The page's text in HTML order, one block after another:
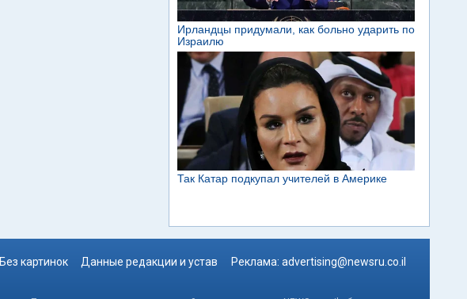
Без картинок Данные редакции и устав Реклама: advertising@newsru.co.il